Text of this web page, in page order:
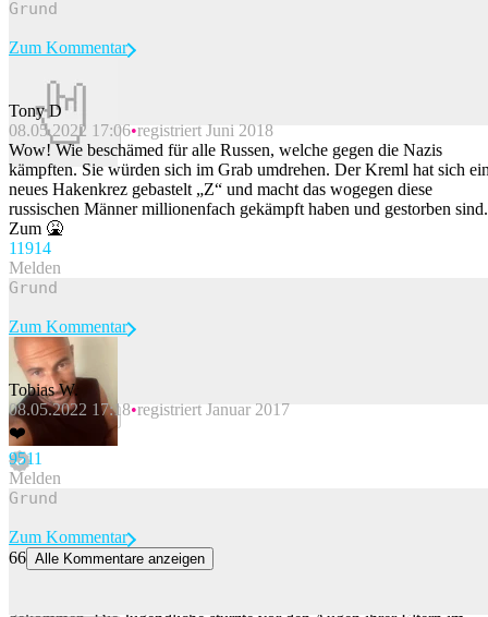
Beitrag melden
Zum Kommentar
Tony D
08.05.2022 17:06 registriert Juni 2018
Wow! Wie beschämed für alle Russen, welche gegen die Nazis
kämpften. Sie würden sich im Grab umdrehen. Der Kreml hat sich
neues Hakenkrez gebastelt „Z“ und macht das wogegen diese
russischen Männer millionenfach gekämpft haben und gestorben sind.
Zum 🤮
11914
Melden
Beitrag melden
Zum Kommentar
Tobias W.
08.05.2022 17:18 registriert Januar 2017
❤️
9511
Melden
Zum Kommentar
66 Alle Kommentare anzeigen